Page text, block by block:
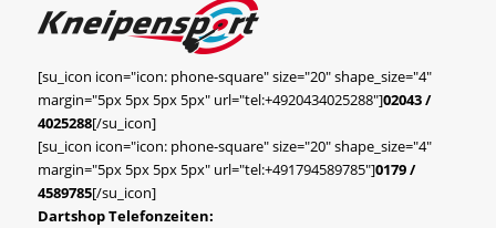
[su_icon icon="icon: phone-square" size="20" shape_size="4"
margin="5px 5px 5px 5px" url="tel:+4920434025288"]02043 /
4025288[/su_icon]
[su_icon icon="icon: phone-square" size="20" shape_size="4"
margin="5px 5px 5px 5px" url="tel:+491794589785"]0179 /
4589785[/su_icon]
Dartshop Telefonzeiten: